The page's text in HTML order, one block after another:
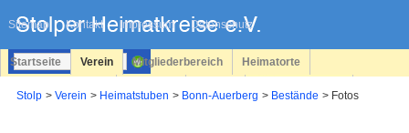
Sitemap Kontakt Impressum Datenschutz
überspringen
Startseite Verein Mitgliederbereich Heimatorte
Stolp Verein Heimatstuben Bonn-Auerberg Bestände Fotos